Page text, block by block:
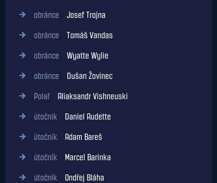
obránce Josef Trojna
obránce Tomáš Vandas
obránce Wyatte Wylie
obránce Dušan Žovinec
Polař Aliaksandr Vishneuski
útočník Daniel Audette
útočník Adam Bareš
útočník Marcel Barinka
útočník Ondřej Bláha